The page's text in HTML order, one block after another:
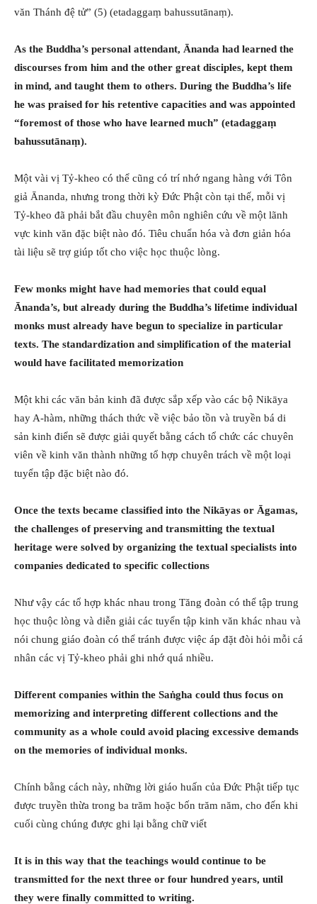
văn Thánh đệ tử” (5) (etadaggaṃ bahussutānaṃ).
As the Buddha’s personal attendant, Ānanda had learned the
discourses from him and the other great disciples, kept them
in mind, and taught them to others. During the Buddha’s life
he was praised for his retentive capacities and was appointed
“foremost of those who have learned much” (etadaggaṃ
bahussutānaṃ).
Một vài vị Tỷ-kheo có thể cũng có trí nhớ ngang hàng với Tôn
giả Ānanda, nhưng trong thời kỳ Đức Phật còn tại thế, mỗi vị
Tỷ-kheo đã phải bắt đầu chuyên môn nghiên cứu về một lãnh
vực kinh văn đặc biệt nào đó. Tiêu chuẩn hóa và đơn giản hóa
tài liệu sẽ trợ giúp tốt cho việc học thuộc lòng.
Few monks might have had memories that could equal
Ānanda’s, but already during the Buddha’s lifetime individual
monks must already have begun to specialize in particular
texts. The standardization and simplification of the material
would have facilitated memorization
Một khi các văn bản kinh đã được sắp xếp vào các bộ Nikāya
hay A-hàm, những thách thức về việc bảo tồn và truyền bá di
sản kinh điển sẽ được giải quyết bằng cách tổ chức các chuyên
viên về kinh văn thành những tổ hợp chuyên trách về một loại
tuyển tập đặc biệt nào đó.
Once the texts became classified into the Nikāyas or Āgamas,
the challenges of preserving and transmitting the textual
heritage were solved by organizing the textual specialists into
companies dedicated to specific collections
Như vậy các tổ hợp khác nhau trong Tăng đoàn có thể tập trung
học thuộc lòng và diễn giải các tuyển tập kinh văn khác nhau và
nói chung giáo đoàn có thể tránh được việc áp đặt đòi hỏi mỗi cá
nhân các vị Tỷ-kheo phải ghi nhớ quá nhiều.
Different companies within the Saṅgha could thus focus on
memorizing and interpreting different collections and the
community as a whole could avoid placing excessive demands
on the memories of individual monks.
Chính bằng cách này, những lời giáo huấn của Đức Phật tiếp tục
được truyền thừa trong ba trăm hoặc bốn trăm năm, cho đến khi
cuối cùng chúng được ghi lại bằng chữ viết
It is in this way that the teachings would continue to be
transmitted for the next three or four hundred years, until
they were finally committed to writing.